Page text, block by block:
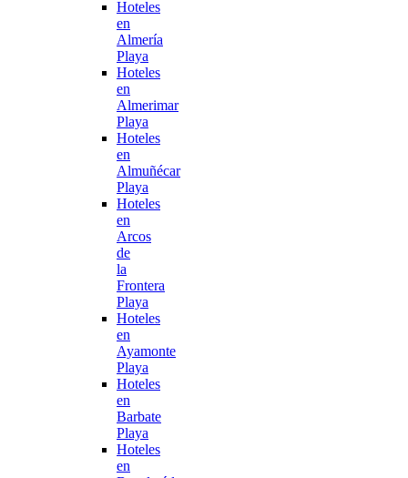
Hoteles
en
Almería
Playa
Hoteles
en
Almerimar
Playa
Hoteles
en
Almuñécar
Playa
Hoteles
en
Arcos
de
la
Frontera
Playa
Hoteles
en
Ayamonte
Playa
Hoteles
en
Barbate
Playa
Hoteles
en